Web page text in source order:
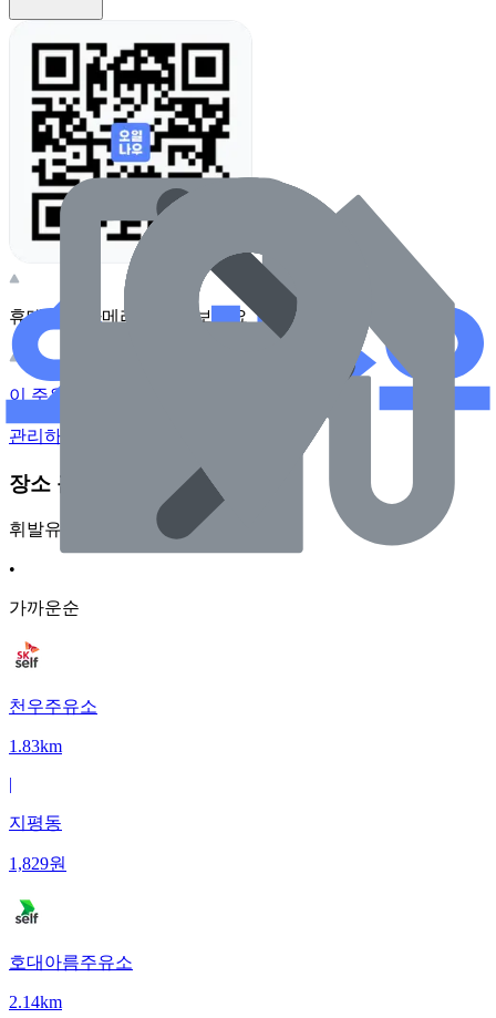
휴대전화 카메라로 찍어보세요
이 주유소의 사장님이신가요?
관리하기
장소 근처 주유소
휘발유
•
가까운순
천우주유소
1.83km
|
지평동
1,829원
호대아름주유소
2.14km